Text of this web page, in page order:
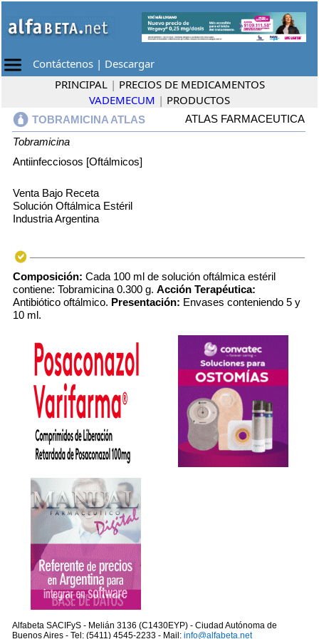
Contáctenos | Descargar
PRINCIPAL | PRECIOS DE MEDICAMENTOS
VADEMECUM | PRODUCTOS
TOBRAMICINA ATLAS
ATLAS FARMACEUTICA
Tobramicina
Antiinfecciosos [Oftálmicos]
Venta Bajo Receta
Solución Oftálmica Estéril
Industria Argentina
Composición: Cada 100 ml de solución oftálmica estéril
contiene: Tobramicina 0.300 g. Acción Terapéutica:
Antibiótico oftálmico. Presentación: Envases conteniendo 5 y
10 ml.
Alfabeta SACIFyS - Melián 3136 (C1430EYP) - Ciudad Autónoma de
Buenos Aires - Tel: (5411) 4545-2233 - Mail: info@alfabeta.net